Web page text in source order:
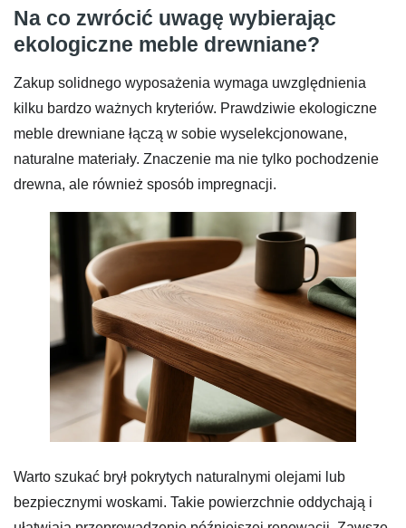
Na co zwrócić uwagę wybierając
ekologiczne meble drewniane?
Zakup solidnego wyposażenia wymaga uwzględnienia
kilku bardzo ważnych kryteriów. Prawdziwie ekologiczne
meble drewniane łączą w sobie wyselekcjonowane,
naturalne materiały. Znaczenie ma nie tylko pochodzenie
drewna, ale również sposób impregnacji.
Warto szukać brył pokrytych naturalnymi olejami lub
bezpiecznymi woskami. Takie powierzchnie oddychają i